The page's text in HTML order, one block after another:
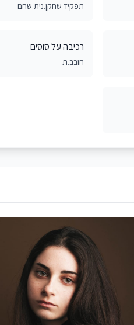
תפקיד שחקן.נית שחם
רכיבה על סוסים
חובב.ת